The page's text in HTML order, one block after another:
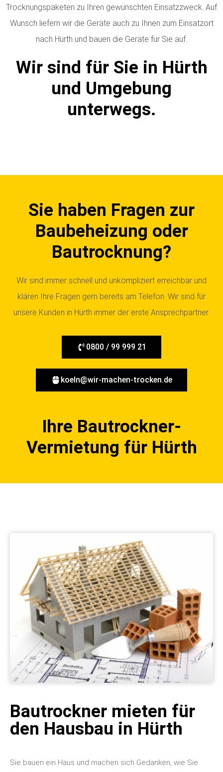
Trocknungspaketen zu Ihren gewünschten Einsatzzweck. Auf
Wunsch liefern wir die Geräte auch zu Ihnen zum Einsatzort
nach Hürth und bauen die Geräte für Sie auf.
Wir sind für Sie in Hürth
und Umgebung
unterwegs.
Sie haben Fragen zur
Baubeheizung oder
Bautrocknung?
Wir sind immer schnell und unkompliziert erreichbar und
klären Ihre Fragen gern bereits am Telefon. Wir sind für
unsere Kunden in Hürth immer der erste Ansprechpartner.
0800 / 99 999 21
koeln@wir-machen-trocken.de
Ihre Bautrockner-
Vermietung für Hürth
Bautrockner mieten für
den Hausbau in Hürth
Sie bauen ein Haus und machen sich Gedanken, wie Sie